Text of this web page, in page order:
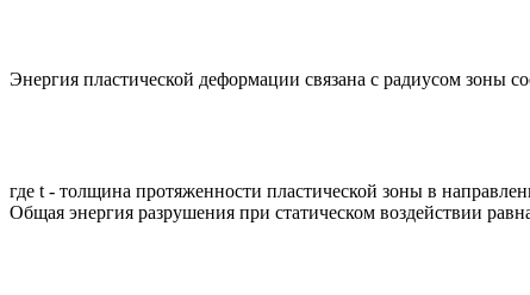
Энергия пластической деформации связана с радиусом зоны
где t - толщина протяженности пластической зоны в
Общая энергия разрушения при статическом воздействии